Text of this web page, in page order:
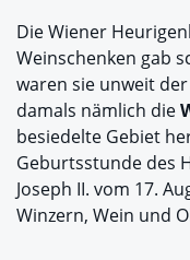
Die Wiener
Weinschenken gab
waren sie unweit der
damals nämlich die
besiedelte Gebiet
Geburtsstunde des
Joseph II. vom 17.
Winzern, Wein und